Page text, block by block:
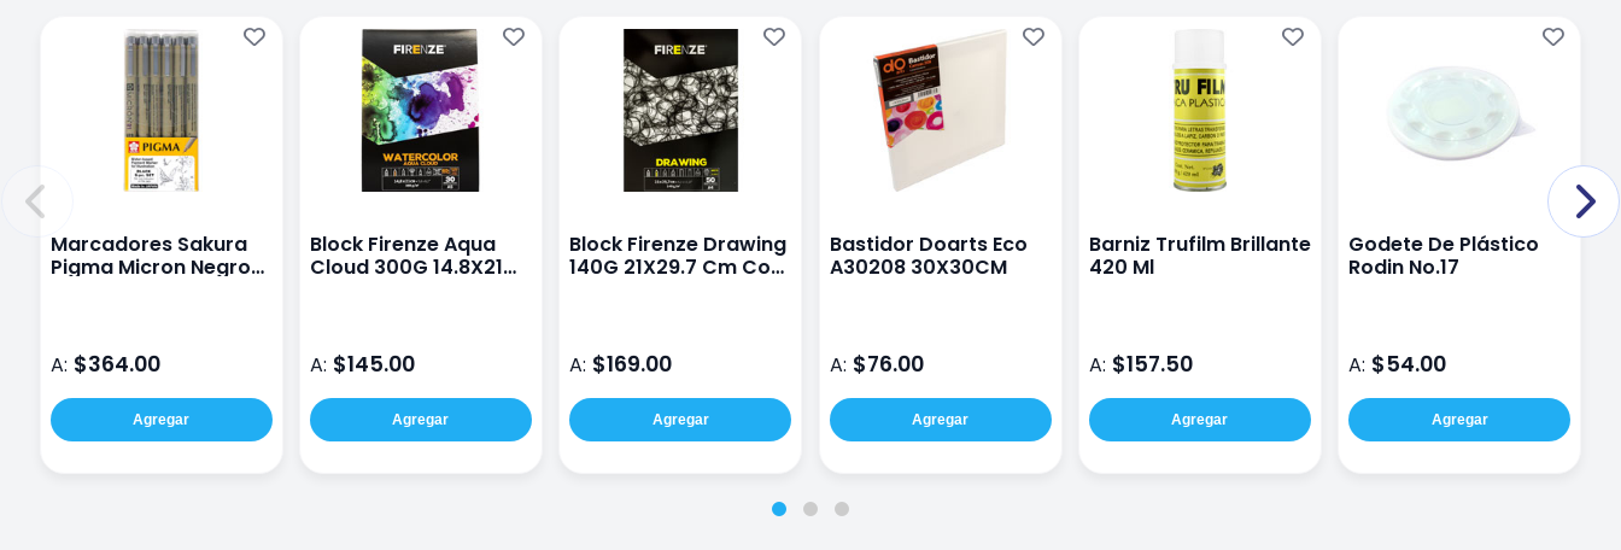
Marcadores Sakura
Pigma Micron Negro
A: $364.00
Agregar
Block Firenze Aqua
Cloud 300G 14.8X21
A: $145.00
Agregar
Block Firenze Drawing
140G 21X29.7 Cm Con
A: $169.00
Agregar
Bastidor Doarts Eco
A30208 30X30CM
A: $76.00
Agregar
Barniz Trufilm Brillante
420 Ml
A: $157.50
Agregar
Godete De Plástico
Rodin No.17
A: $54.00
Agregar